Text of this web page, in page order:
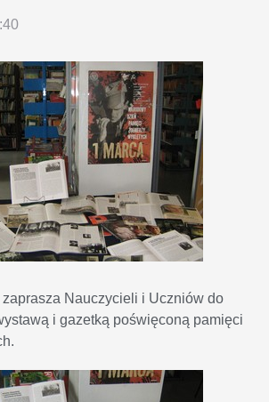
Nauczycieli i Uczniów do
i gazetką poświęconą pamięci